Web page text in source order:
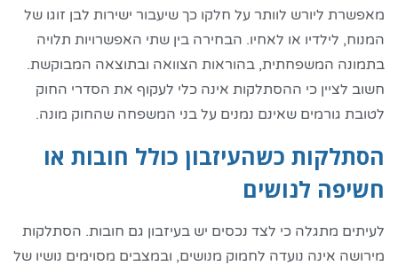
מאפשרת ליורש לוותר על חלקו כך שיעבור ישירות לבן זוגו של
המנוח, לילדיו או לאחיו. הבחירה בין שתי האפשרויות תלויה
בתמונה המשפחתית, בהוראות הצוואה ובתוצאה המבוקשת.
חשוב לציין כי ההסתלקות אינה כלי לעקוף את הסדרי החוק
לטובת גורמים שאינם נמנים על בני המשפחה שהחוק מונה.
הסתלקות כשהעיזבון כולל חובות או
חשיפה לנושים
לעיתים מתגלה כי לצד נכסים יש בעיזבון גם חובות. הסתלקות
מירושה אינה נועדה לחמוק מנושים, ובמצבים מסוימים נושיו של